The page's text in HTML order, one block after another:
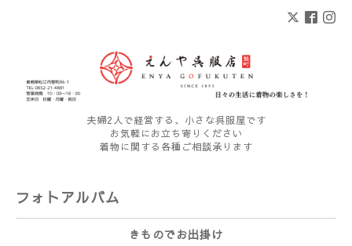
夫婦2人で経営する、小さな呉服屋です
お気軽にお立ち寄りください
着物に関する各種ご相談承ります
フォトアルバム
きものでお出掛け